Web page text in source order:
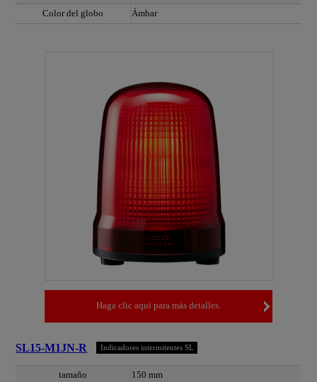
Color del globo
Ámbar
Haga clic aquí para más detalles.
SL15-M1JN-R Indicadores intermitentes SL
tamaño
150 mm